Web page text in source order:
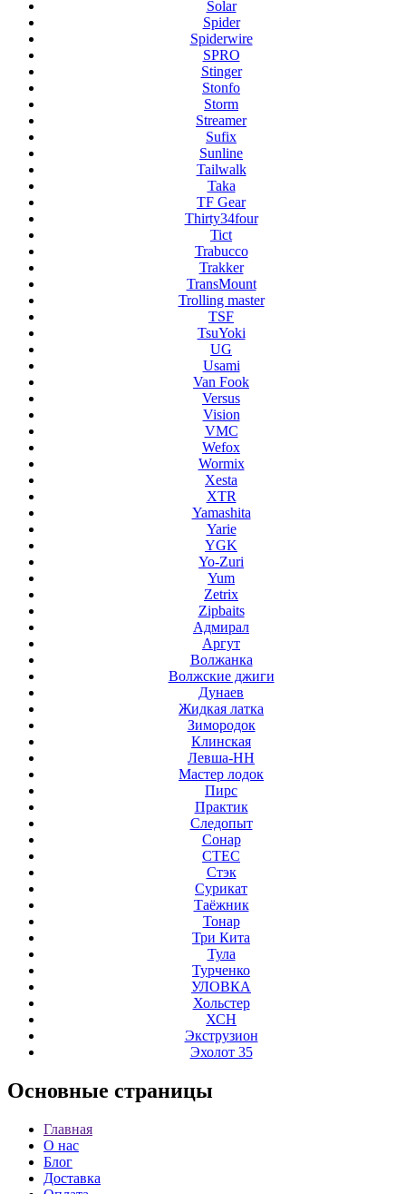
Solar
Spider
Spiderwire
SPRO
Stinger
Stonfo
Storm
Streamer
Sufix
Sunline
Tailwalk
Taka
TF Gear
Thirty34four
Tict
Trabucco
Trakker
TransMount
Trolling master
TSF
TsuYoki
UG
Usami
Van Fook
Versus
Vision
VMC
Wefox
Wormix
Xesta
XTR
Yamashita
Yarie
YGK
Yo-Zuri
Yum
Zetrix
Zipbaits
Адмирал
Аргут
Волжанка
Волжские джиги
Дунаев
Жидкая латка
Зимородок
Клинская
Левша-НН
Мастер лодок
Пирс
Практик
Следопыт
Сонар
СТЕС
Стэк
Сурикат
Таёжник
Тонар
Три Кита
Тула
Турченко
УЛОВКА
Хольстер
ХСН
Экструзион
Эхолот 35
Основные страницы
Главная
О нас
Блог
Доставка